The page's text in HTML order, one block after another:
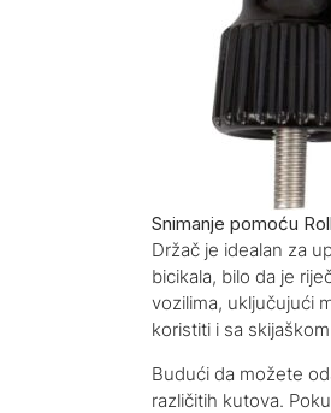
Snimanje pomoću
Držač je idealan za
bicikala, bilo da je
vozilima, uključujući
koristiti i sa
Budući da možete
različitih kutova.